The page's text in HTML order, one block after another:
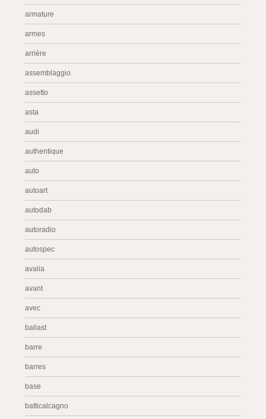
armature
armes
arrière
assemblaggio
assetto
asta
audi
authentique
auto
autoart
autodab
autoradio
autospec
avalia
avant
avec
ballast
barre
barres
base
batticalcagno